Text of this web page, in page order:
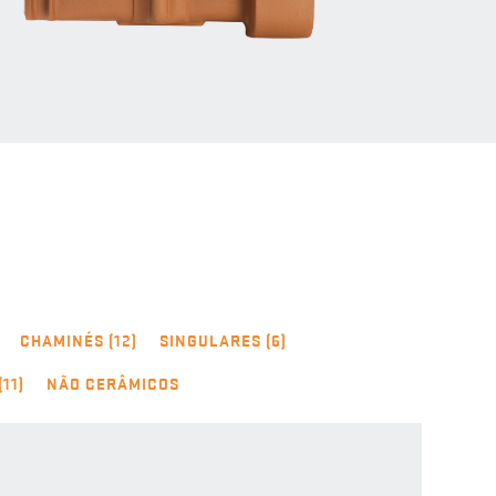
CHAMINÉS (12) SINGULARES (6)
NÃO CERÂMICOS